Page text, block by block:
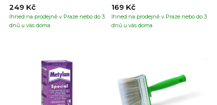
Ihned na prodejně v Praze nebo do 3
dnů u vás doma
249 Kč
Ihned na prodejně v Praze nebo do 3
dnů u vás doma
169 Kč